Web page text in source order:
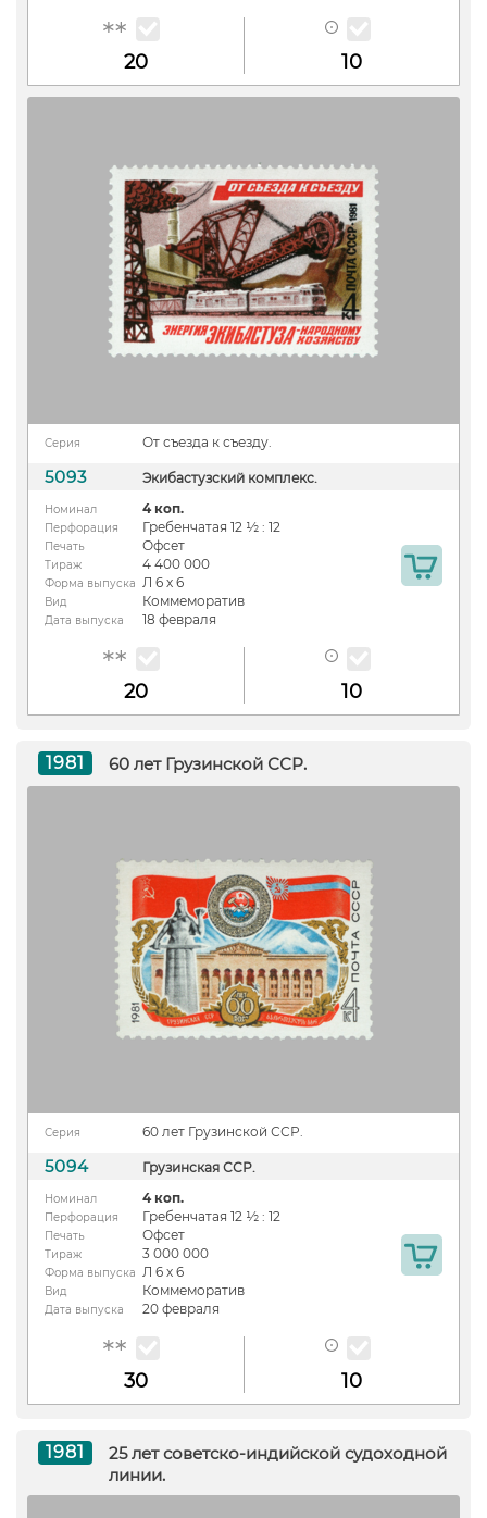
20 10
Серия От съезда к съезду.
5093 Экибастузский комплекс.
Номинал 4 коп.
Перфорация Гребенчатая 12 ½ : 12
Печать Офсет
Тираж 4 400 000
Форма выпуска Л 6 х 6
Вид Коммеморатив
Дата выпуска 18 февраля
20 10
1981 60 лет Грузинской ССР.
Серия 60 лет Грузинской ССР.
5094 Грузинская ССР.
Номинал 4 коп.
Перфорация Гребенчатая 12 ½ : 12
Печать Офсет
Тираж 3 000 000
Форма выпуска Л 6 х 6
Вид Коммеморатив
Дата выпуска 20 февраля
30 10
1981
25 лет советско-индийской судоходной
линии.